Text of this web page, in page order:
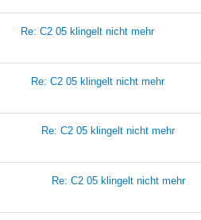
Re: C2 05 klingelt nicht mehr
Re: C2 05 klingelt nicht mehr
Re: C2 05 klingelt nicht mehr
Re: C2 05 klingelt nicht mehr